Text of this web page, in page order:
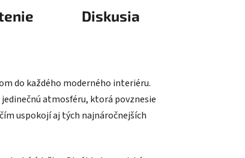
Diskusia
do každého moderného interiéru.
atmosféru, ktorá povznesie
uspokojí aj tých najnáročnejších